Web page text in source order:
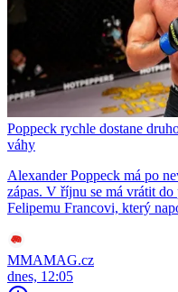
Poppeck rychle dostane
váhy
Alexander Poppeck má po
zápas. V říjnu se má vrátit
Felipemu Francovi, který
MMAMAG.cz
dnes, 12:05